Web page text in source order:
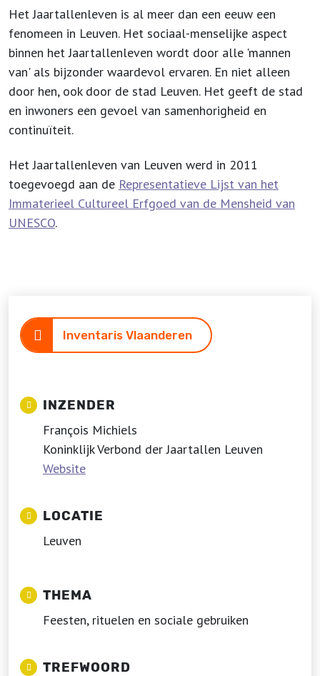
Het Jaartallenleven is al meer dan een eeuw een
fenomeen in Leuven. Het sociaal-menselijke aspect
binnen het Jaartallenleven wordt door alle 'mannen
van' als bijzonder waardevol ervaren. En niet alleen
door hen, ook door de stad Leuven. Het geeft de stad
en inwoners een gevoel van samenhorigheid en
continuïteit.
Het Jaartallenleven van Leuven werd in 2011
toegevoegd aan de Representatieve Lijst van het
Immaterieel Cultureel Erfgoed van de Mensheid van
UNESCO.
Inventaris Vlaanderen
INZENDER
François Michiels
Koninklijk Verbond der Jaartallen Leuven
Website
LOCATIE
Leuven
THEMA
Feesten, rituelen en sociale gebruiken
TREFWOORD